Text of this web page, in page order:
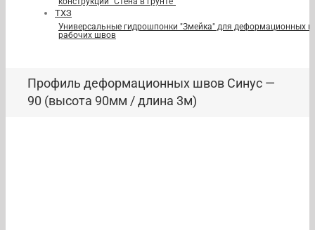
ТХЗ
Универсальные гидрошпонки "Змейка" для деформационных и
рабочих швов
Профиль деформационных швов Синус —
90 (высота 90мм / длина 3м)